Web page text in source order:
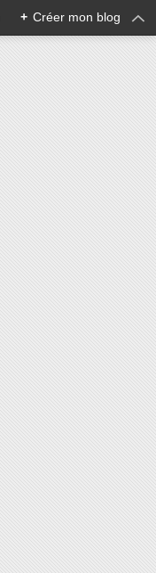
+ Créer mon blog